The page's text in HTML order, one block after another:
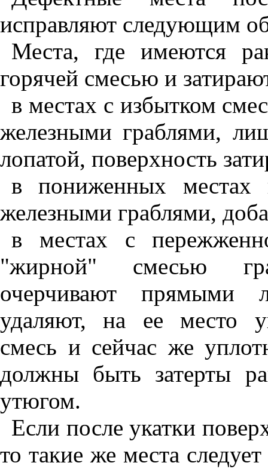
исправляют следующим
Места, где имеются
горячей смесью и
в местах с избытком
железными граблями,
лопатой, поверхность
в пониженных местах
железными граблями,
в местах с
"жирной" смесью
очерчивают прямыми
удаляют, на ее место
смесь и сейчас же
должны быть затерты
утюгом.
Если после укатки
то такие же места